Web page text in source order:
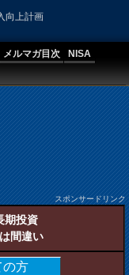
向上計画
メルマガ目次
NISA
スポンサードリンク
期投資
間違い
の方